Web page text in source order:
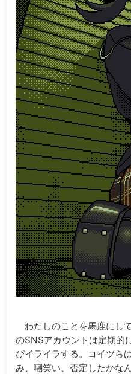
わたしのことを馬鹿にし
のSNSアカウントは定期的
びイライラする。コイツら
み、嘲笑い、否定したかな